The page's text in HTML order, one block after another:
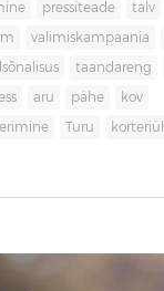
pressiteade talv
valimiskampaania
taandareng
aru pähe kov
Turu